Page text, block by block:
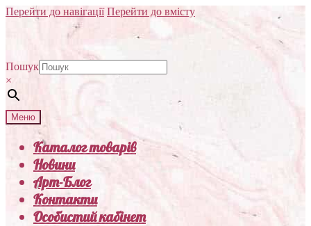
Перейти до навігації Перейти до вмісту
Пошук
×
Меню
Каталог товарів
Новини
Арт-Блог
Контакти
Особистий кабінет